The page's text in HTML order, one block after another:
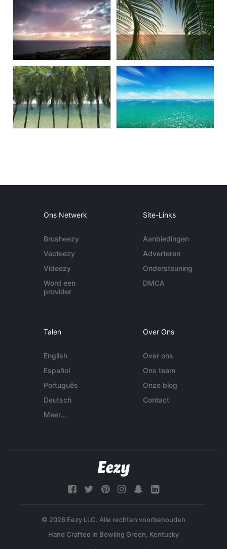
Ons Netwerk
Brusheezy
Vecteezy
Videezy
Word een
provider
Site-Links
Aanbiedingen
Adverteren
Ondersteuning
DMCA
Talen
English
Español
Português
Deutsch
Meer...
Over Ons
Over ons
Ons team
Onze blog
Contact
© 2026 Eezy LLC. Alle rechten voorbehouden